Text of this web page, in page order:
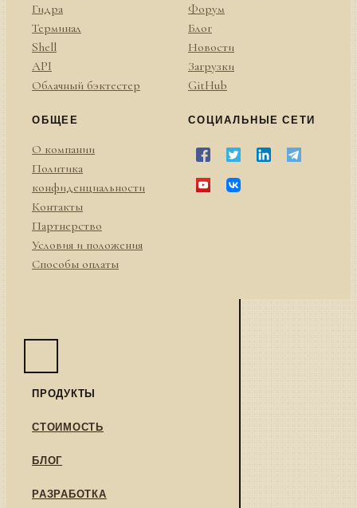
Гидра
Терминал
Shell
API
Облачный бэктестер
Форум
Блог
Новости
Загрузки
GitHub
ОБЩЕЕ
О компании
Политика
конфиденциальности
Контакты
Партнерство
Условия и положения
Способы оплаты
СОЦИАЛЬНЫЕ СЕТИ
ПРОДУКТЫ
СТОИМОСТЬ
БЛОГ
РАЗРАБОТКА